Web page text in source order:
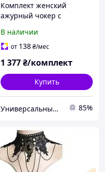
Комплект женский
ажурный чокер с
стимпанк [YE3971374]
Fashion Jewelry
В наличии
от 138₴/мес
1 377₴/комплект
Купить
Универсальный Интернет-магазин POPULAR 85%